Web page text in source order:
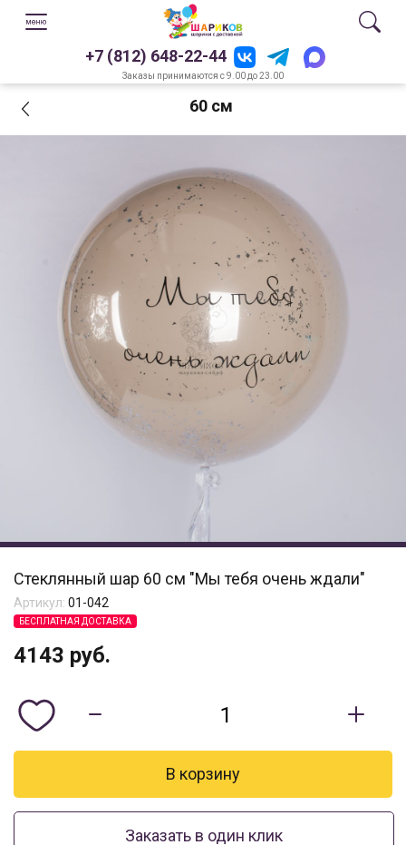
+7 (812) 648-22-44
Заказы принимаются с 9.00 до 23.00
60 см
Стеклянный шар 60 см "Мы тебя очень ждали"
Артикул: 01-042
БЕСПЛАТНАЯ ДОСТАВКА
4143 руб.
Заказать в один клик